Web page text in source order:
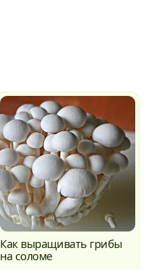
Как выращивать грибы
на соломе